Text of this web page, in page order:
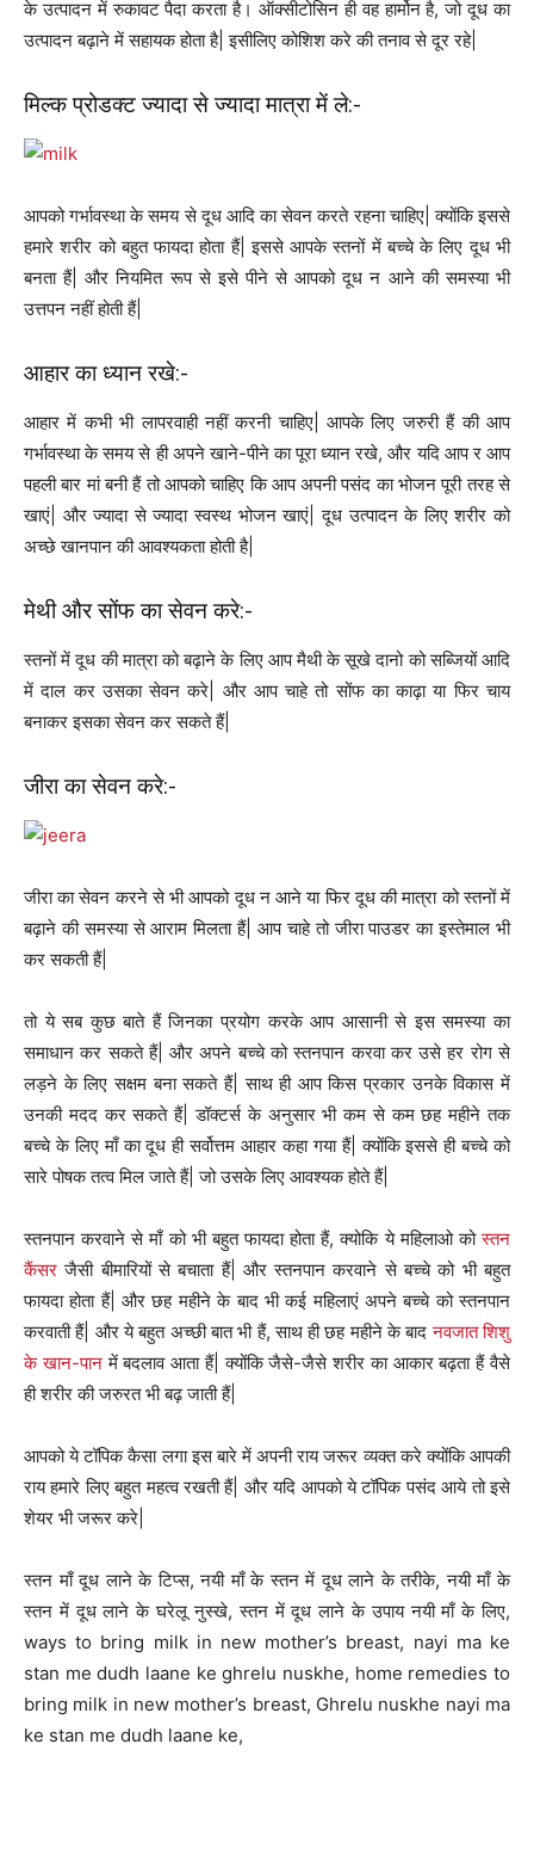
के उत्पादन में रुकावट पैदा करता है। ऑक्सीटोसिन ही वह हार्मोन है, जो दूध का
उत्पादन बढ़ाने में सहायक होता है| इसीलिए कोशिश करे की तनाव से दूर रहे|
मिल्क प्रोडक्ट ज्यादा से ज्यादा मात्रा में ले:-
आपको गर्भावस्था के समय से दूध आदि का सेवन करते रहना चाहिए| क्योंकि इससे
हमारे शरीर को बहुत फायदा होता हैं| इससे आपके स्तनों में बच्चे के लिए दूध भी
बनता हैं| और नियमित रूप से इसे पीने से आपको दूध न आने की समस्या भी
उत्तपन नहीं होती हैं|
आहार का ध्यान रखे:-
आहार में कभी भी लापरवाही नहीं करनी चाहिए| आपके लिए जरुरी हैं की आप
गर्भावस्था के समय से ही अपने खाने-पीने का पूरा ध्यान रखे, और यदि आप र आप
पहली बार मां बनी हैं तो आपको चाहिए कि आप अपनी पसंद का भोजन पूरी तरह से
खाएं| और ज्यादा से ज्यादा स्वस्थ भोजन खाएं| दूध उत्पादन के लिए शरीर को
अच्छे खानपान की आवश्यकता होती है|
मेथी और सोंफ का सेवन करे:-
स्तनों में दूध की मात्रा को बढ़ाने के लिए आप मैथी के सूखे दानो को सब्जियों आदि
में दाल कर उसका सेवन करे| और आप चाहे तो सोंफ का काढ़ा या फिर चाय
बनाकर इसका सेवन कर सकते हैं|
जीरा का सेवन करे:-
जीरा का सेवन करने से भी आपको दूध न आने या फिर दूध की मात्रा को स्तनों में
बढ़ाने की समस्या से आराम मिलता हैं| आप चाहे तो जीरा पाउडर का इस्तेमाल भी
कर सकती हैं|
तो ये सब कुछ बाते हैं जिनका प्रयोग करके आप आसानी से इस समस्या का
समाधान कर सकते हैं| और अपने बच्चे को स्तनपान करवा कर उसे हर रोग से
लड़ने के लिए सक्षम बना सकते हैं| साथ ही आप किस प्रकार उनके विकास में
उनकी मदद कर सकते हैं| डॉक्टर्स के अनुसार भी कम से कम छह महीने तक
बच्चे के लिए माँ का दूध ही सर्वोत्तम आहार कहा गया हैं| क्योंकि इससे ही बच्चे को
सारे पोषक तत्व मिल जाते हैं| जो उसके लिए आवश्यक होते हैं|
स्तनपान करवाने से माँ को भी बहुत फायदा होता हैं, क्योकि ये महिलाओ कोस्तन
कैंसर जैसी बीमारियों से बचाता हैं| और स्तनपान करवाने से बच्चे को भी बहुत
फायदा होता हैं| और छह महीने के बाद भी कई महिलाएं अपने बच्चे को स्तनपान
करवाती हैं| और ये बहुत अच्छी बात भी हैं, साथ ही छह महीने के बादनवजात शिशु
के खान-पानमें बदलाव आता हैं| क्योंकि जैसे-जैसे शरीर का आकार बढ़ता हैं वैसे
ही शरीर की जरुरत भी बढ़ जाती हैं|
आपको ये टॉपिक कैसा लगा इस बारे में अपनी राय जरूर व्यक्त करे क्योंकि आपकी
राय हमारे लिए बहुत महत्व रखती हैं| और यदि आपको ये टॉपिक पसंद आये तो इसे
शेयर भी जरूर करे|
स्तन माँ दूध लाने के टिप्स, नयी माँ के स्तन में दूध लाने के तरीके, नयी माँ के
स्तन में दूध लाने के घरेलू नुस्खे, स्तन में दूध लाने के उपाय नयी माँ के लिए,
ways to bring milk in new mother’s breast, nayi ma ke
stan me dudh laane ke ghrelu nuskhe, home remedies to
bring milk in new mother’s breast, Ghrelu nuskhe nayi ma
ke stan me dudh laane ke,